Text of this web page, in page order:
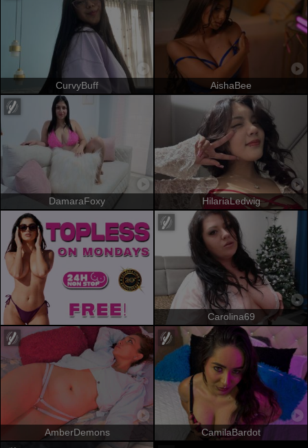
CurvyBuff AishaBee
DamaraFoxy HilariaLedwig
Carolina69
AmberDemons CamilaBardot